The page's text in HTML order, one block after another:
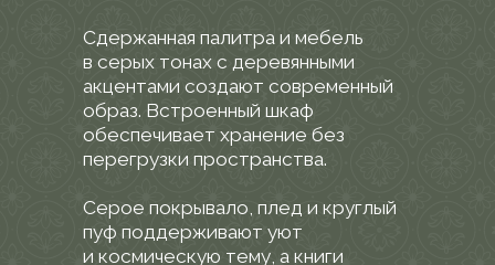
Компактный санузел с душевой
рационально организован: здесь
размещены душевая кабина, унитаз,
умывальник и прачечная зона
машинами.
Интерьер выполнен